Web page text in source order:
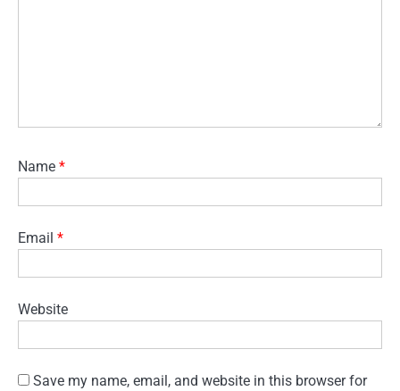
Name *
Email *
Website
Save my name, email, and website in this browser for